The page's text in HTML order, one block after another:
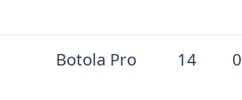
Botola Pro 14 0